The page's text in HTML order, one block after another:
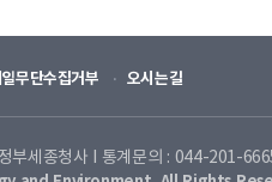
무단수집거부 오시는길
부세종청사 I 통계문의 : 044-201-